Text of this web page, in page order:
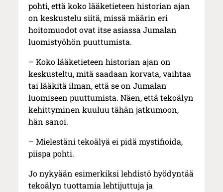
pohti, että koko lääketieteen historian ajan
on keskustelu siitä, missä määrin eri
hoitomuodot ovat itse asiassa Jumalan
luomistyöhön puuttumista.
– Koko lääketieteen historian ajan on
keskusteltu, mitä saadaan korvata, vaihtaa
tai lääkitä ilman, että se on Jumalan
luomiseen puuttumista. Näen, että tekoälyn
kehittyminen kuuluu tähän jatkumoon,
hän sanoi.
– Mielestäni tekoälyä ei pidä mystifioida,
piispa pohti.
Jo nykyään esimerkiksi lehdistö hyödyntää
tekoälyn tuottamia lehtijuttuja ja